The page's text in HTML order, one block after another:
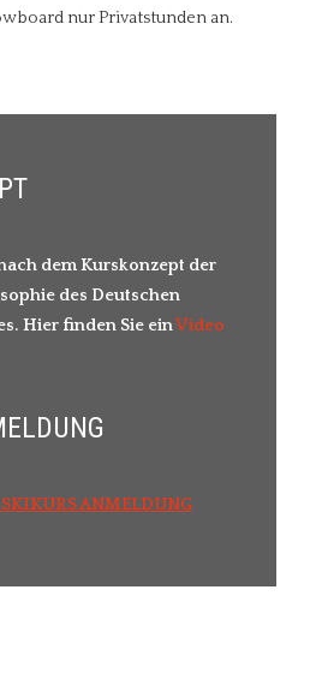
nur Privatstunden an.
dem Kurskonzept der
des Deutschen
Hier finden Sie einVideo
ANMELDUNG